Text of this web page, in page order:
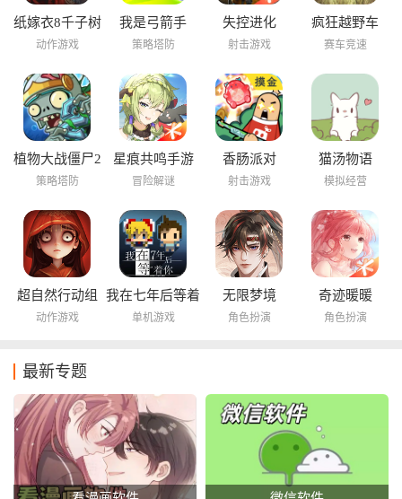
纸嫁衣8千子树
动作游戏
我是弓箭手
策略塔防
失控进化
射击游戏
疯狂越野车
赛车竞速
植物大战僵尸2
海底世界
策略塔防
星痕共鸣手游
冒险解谜
香肠派对
射击游戏
猫汤物语
模拟经营
超自然行动组
动作游戏
我在七年后等着
你
单机游戏
无限梦境
角色扮演
奇迹暖暖
角色扮演
最新专题